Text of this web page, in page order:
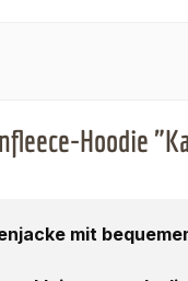
Hoodie
mit